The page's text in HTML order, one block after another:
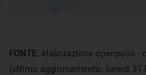
FONTE: elaborazione openpolis -
(ultimo aggiornamento: lunedì 31